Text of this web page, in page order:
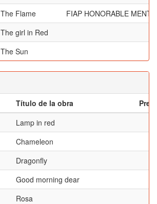
The Flame
FIAP HONORABLE
The girl in Red
The Sun
Título de la obra
Lamp in red
Chameleon
Dragonfly
Good morning dear
Rosa